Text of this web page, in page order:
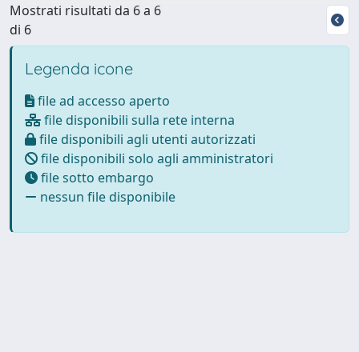
Mostrati risultati da 6 a 6
di 6
Legenda icone
file ad accesso aperto
file disponibili sulla rete interna
file disponibili agli utenti autorizzati
file disponibili solo agli amministratori
file sotto embargo
nessun file disponibile